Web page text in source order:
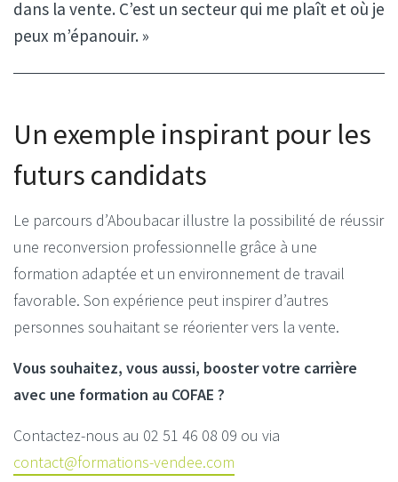
dans la vente. C’est un secteur qui me plaît et où je
peux m’épanouir. »
Un exemple inspirant pour les
futurs candidats
Le parcours d’Aboubacar illustre la possibilité de réussir
une reconversion professionnelle grâce à une
formation adaptée et un environnement de travail
favorable. Son expérience peut inspirer d’autres
personnes souhaitant se réorienter vers la vente.
Vous souhaitez, vous aussi, booster votre carrière
avec une formation au COFAE ?
Contactez-nous au 02 51 46 08 09 ou via
contact@formations-vendee.com